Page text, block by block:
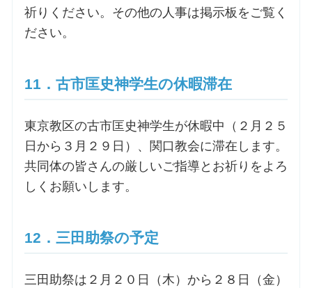
祈りください。その他の人事は掲示板をご覧く
ださい。
11．古市匡史神学生の休暇滞在
東京教区の古市匡史神学生が休暇中（２月２５
日から３月２９日）、関口教会に滞在します。
共同体の皆さんの厳しいご指導とお祈りをよろ
しくお願いします。
12．三田助祭の予定
三田助祭は２月２０日（木）から２８日（金）